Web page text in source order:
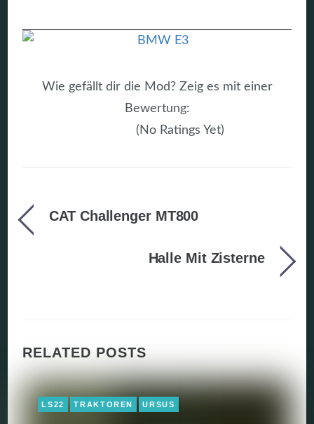
Wie gefällt dir die Mod? Zeig es mit einer
Bewertung:
(No Ratings Yet)
CAT Challenger MT800
Halle Mit Zisterne
RELATED POSTS
LS22 TRAKTOREN URSUS